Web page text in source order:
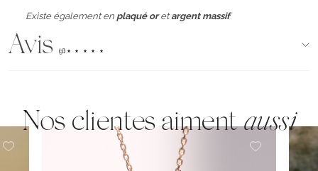
Existe également en plaqué oretargent massif
Avis (96)
Nos clientes aimentaussi